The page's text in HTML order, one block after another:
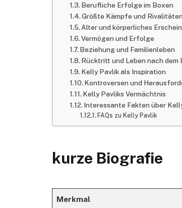
Berufliche Erfolge im Boxen
Größte Kämpfe und Rivalitäten
Alter und körperliches
Vermögen und Erfolge
Beziehung und Familienleben
Rücktritt und Leben nach dem
Kelly Pavlik als Inspiration
Kontroversen und
Kelly Pavliks Vermächtnis
Interessante Fakten über
FAQs zu Kelly Pavlik
kurze Biografie
Merkmal